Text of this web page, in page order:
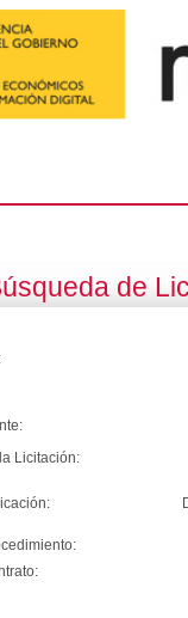
de
Licitación: